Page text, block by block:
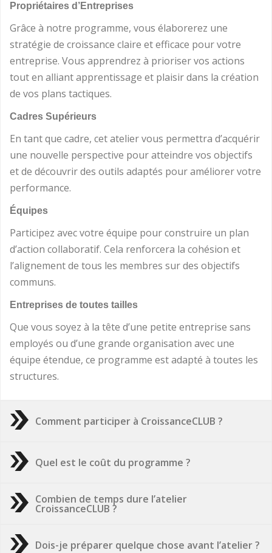
Propriétaires d’Entreprises
Grâce à notre programme, vous élaborerez une
stratégie de croissance claire et efficace pour votre
entreprise. Vous apprendrez à prioriser vos actions
tout en alliant apprentissage et plaisir dans la création
de vos plans tactiques.
Cadres Supérieurs
En tant que cadre, cet atelier vous permettra d’acquérir
une nouvelle perspective pour atteindre vos objectifs
et de découvrir des outils adaptés pour améliorer votre
performance.
Équipes
Participez avec votre équipe pour construire un plan
d’action collaboratif. Cela renforcera la cohésion et
l’alignement de tous les membres sur des objectifs
communs.
Entreprises de toutes tailles
Que vous soyez à la tête d’une petite entreprise sans
employés ou d’une grande organisation avec une
équipe étendue, ce programme est adapté à toutes les
structures.
Comment participer à CroissanceCLUB ?
Quel est le coût du programme ?
Combien de temps dure l’atelier
CroissanceCLUB ?
Dois-je préparer quelque chose avant l’atelier ?